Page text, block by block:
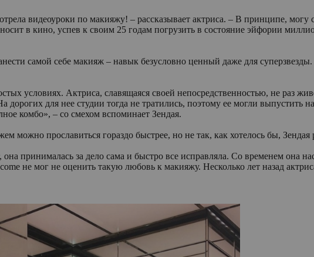
видеоуроки по макияжу! – рассказывает актриса. – В принципе, могу
в кино, успев к своим 25 годам погрузить в состояние эйфории
самой себе макияж – навык безусловно ценный даже для суперзвезды.
условиях. Актриса, славящаяся своей непосредственностью, не раз
дорогих для нее студии тогда не тратились, поэтому ее могли
комбо», – со смехом вспоминает Зендая.
можно прославиться гораздо быстрее, но не так, как хотелось бы,
принималась за дело сама и быстро все исправляла. Со временем она
не мог не оценить такую любовь к макияжу. Несколько лет назад